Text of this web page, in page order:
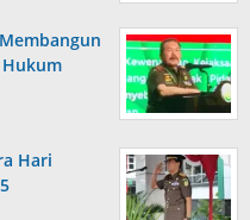
Hukum
Hari